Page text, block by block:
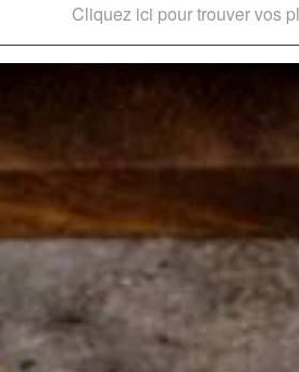
Cliquez ici pour trouver vos